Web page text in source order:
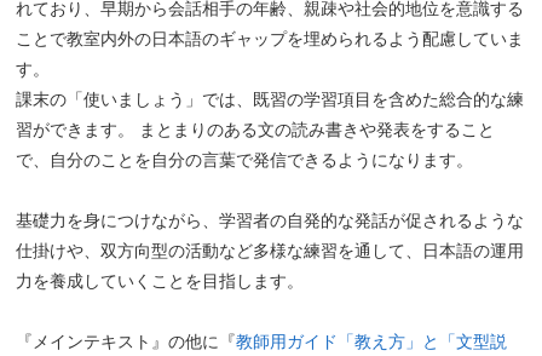
れており、早期から会話相手の年齢、親疎や社会的地位を意識する
ことで教室内外の日本語のギャップを埋められるよう配慮していま
す。
課末の「使いましょう」では、既習の学習項目を含めた総合的な練
習ができます。 まとまりのある文の読み書きや発表をすること
で、自分のことを自分の言葉で発信できるようになります。
基礎力を身につけながら、学習者の自発的な発話が促されるような
仕掛けや、双方向型の活動など多様な練習を通して、日本語の運用
力を養成していくことを目指します。
『メインテキスト』の他に『教師用ガイド「教え方」と「文型説